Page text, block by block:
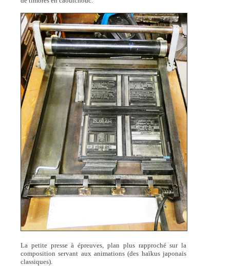
La petite presse à épreuves, plan plus rapproché sur la
composition servant aux animations (des haïkus japonais
classiques).